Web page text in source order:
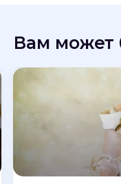
Вам может